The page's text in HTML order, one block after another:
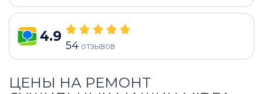
4.9
54 отзывов
ЦЕНЫ НА РЕМОНТ